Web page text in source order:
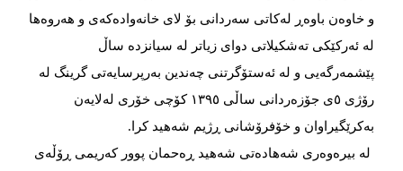
و خاوەن باوەڕ لەكاتی سەردانی بۆ لای خانەوادەكەی و هەروەها
لە ئەركێكی تەشكیلاتی دوای زیاتر لە سیانزدە ساڵ
پێشمەرگەیی و لە ئەستۆگرتنی چەندین بەرپرسایەتی گرینگ لە
رۆژی ٥ی جۆزەردانی ساڵی ١٣٩٥ كۆچی خۆری لەلایەن
بەكرێگیراوان و خۆفرۆشانی ڕژیم شەهید كرا.
لە بیرەوەری شەهادەتی شەهید ڕەحمان پوور كەریمی ڕۆڵەی